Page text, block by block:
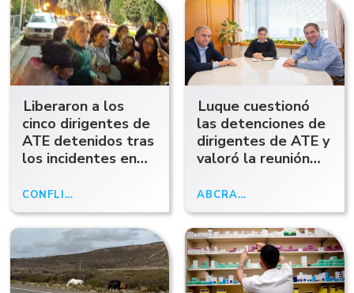
Liberaron a los
cinco dirigentes de
ATE detenidos tras
los incidentes en
Escuelas
CONFLICTO GREMIAL
Luque cuestionó
las detenciones de
dirigentes de ATE y
valoró la reunión
una alternativa
para el peronismo
ABCRADIO